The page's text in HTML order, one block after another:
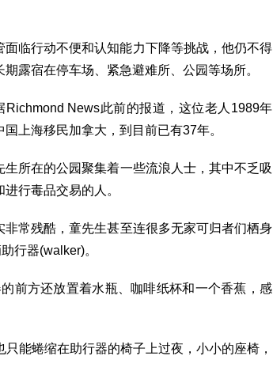
面临行动不便和认知能力下降等挑战，他仍不得
期露宿在停车场、紧急避难所、公园等场所。
Richmond News此前的报道，这位老人1989年
国上海移民加拿大，到目前已有37年。
生所在的公园聚集着一些流浪人士，其中不乏吸
进行毒品交易的人。
非常残酷，童先生甚至连很多无家可归者们栖身
行器(walker)。
前方还放置着水瓶、咖啡纸杯和一个香蕉，感
能蜷缩在助行器的椅子上过夜，小小的座椅，